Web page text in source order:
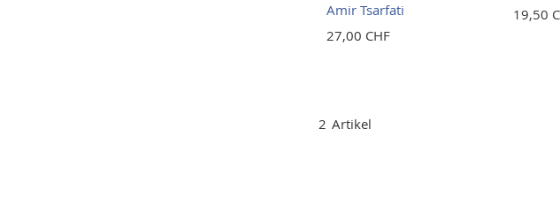
Amir Tsarfati
27,00 CHF
19,50
2 Artikel